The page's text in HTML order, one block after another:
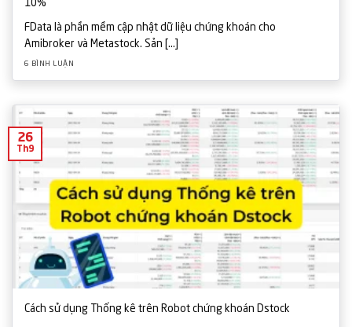
10%
FData là phần mềm cập nhật dữ liệu chứng khoán cho
Amibroker và Metastock. Sản [...]
6 BÌNH LUẬN
Cách sử dụng Thống kê trên Robot chứng khoán Dstock
26
Th9